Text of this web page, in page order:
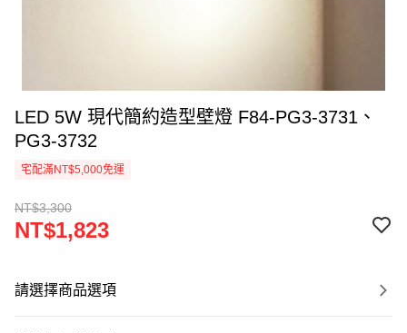
LED 5W 現代簡約造型壁燈 F84-PG3-3731、
PG3-3732
宅配滿NT$5,000免運
NT$3,300
NT$1,823
請選擇商品選項